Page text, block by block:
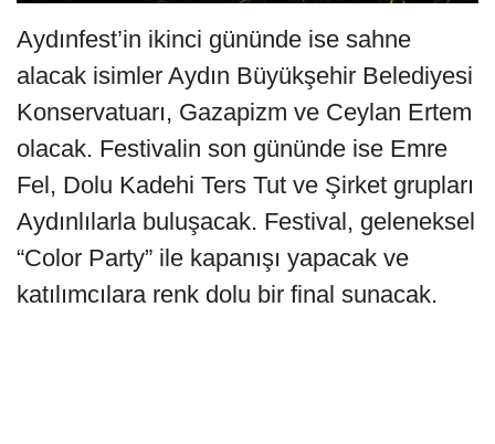
Aydınfest’in ikinci gününde ise sahne
alacak isimler Aydın Büyükşehir Belediyesi
Konservatuarı, Gazapizm ve Ceylan Ertem
olacak. Festivalin son gününde ise Emre
Fel, Dolu Kadehi Ters Tut ve Şirket grupları
Aydınlılarla buluşacak. Festival, geleneksel
“Color Party” ile kapanışı yapacak ve
katılımcılara renk dolu bir final sunacak.